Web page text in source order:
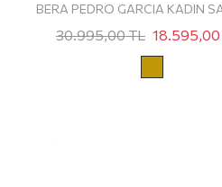
30.995,00TL 18.595,00